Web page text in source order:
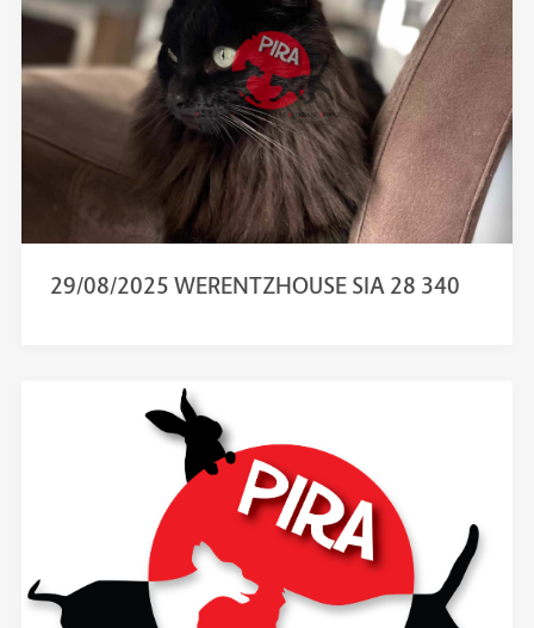
29/08/2025 WERENTZHOUSE SIA 28 340